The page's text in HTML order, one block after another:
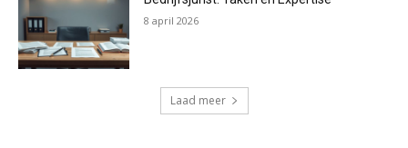
8 april 2026
Laad meer